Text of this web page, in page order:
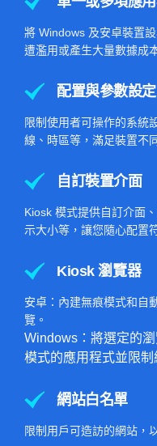
將 Windows 及安卓裝置
遭濫用或產生大量數據成
配置與參數設定
限制使用者可操作的系統
線、時區等，滿足裝置不
自訂裝置介面
Kiosk 模式提供自訂介面
示大小等，讓您隨心配置
Kiosk 瀏覽器
安卓：內建無痕模式和自
覽。
Windows：將選定的
模式的應用程式並限制
網站白名單
限制用戶可造訪的網站，